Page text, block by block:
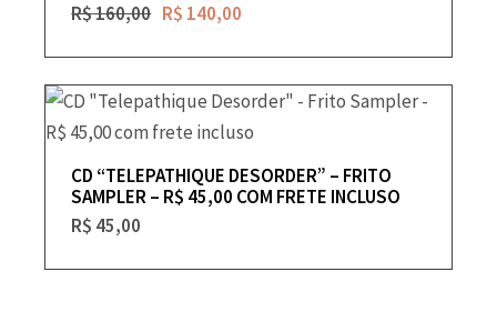
R$160,00 R$ 140,00
CD “TELEPATHIQUE DESORDER” – FRITO
SAMPLER – R$ 45,00 COM FRETE INCLUSO
R$ 45,00